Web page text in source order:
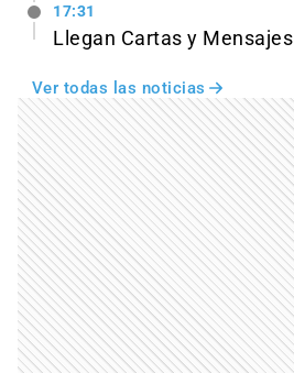
17:31
Llegan Cartas y Mensajes
Ver todas las noticias